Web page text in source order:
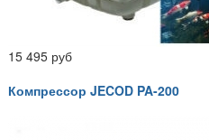
15 495 руб
Компрессор JECOD PA-200